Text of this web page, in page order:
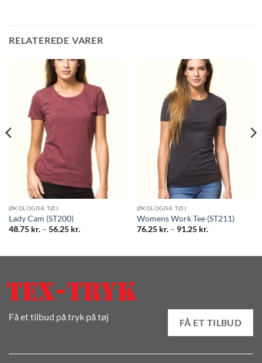
RELATEREDE VARER
ØKOLOGISK TØJ
Lady Cam (ST200)
48.75 kr. – 56.25 kr.
ØKOLOGISK TØJ
Womens Work Tee (ST211)
76.25 kr. – 91.25 kr.
Få et tilbud på tryk på tøj
FÅ ET TILBUD